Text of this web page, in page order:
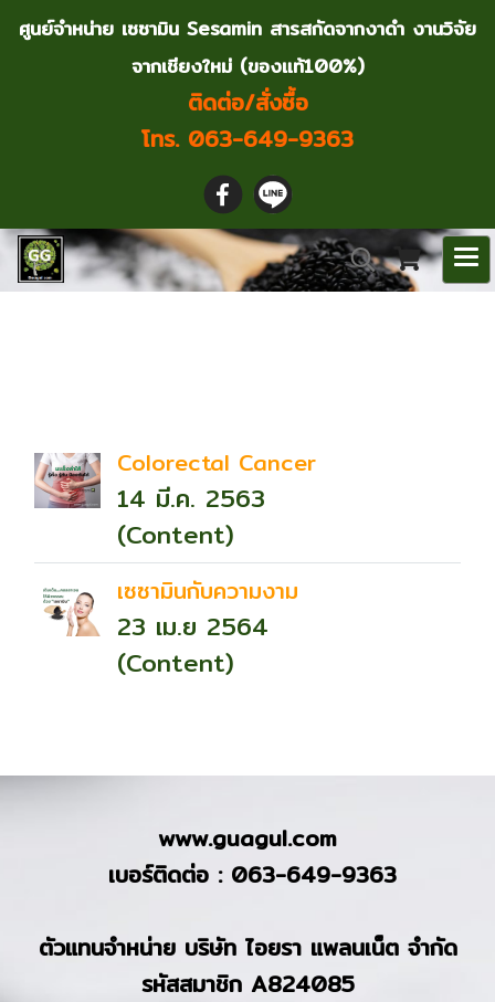
ศูนย์จำหน่าย เซซามิน Sesamin สารสกัดจากงาดำ งานวิจัย
จากเชียงใหม่ (ของแท้100%)
ติดต่อ/สั่งซื้อ
โทร. 063-649-9363
Colorectal Cancer
14 มี.ค. 2563
(Content)
เซซามินกับความงาม
23 เม.ย 2564
(Content)
www.guagul.com
เบอร์ติดต่อ : 063-649-9363
ตัวแทนจำหน่าย บริษัท ไอยรา แพลนเน็ต จำกัด
รหัสสมาชิก A824085